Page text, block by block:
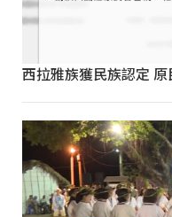
西拉雅族獲民族認定